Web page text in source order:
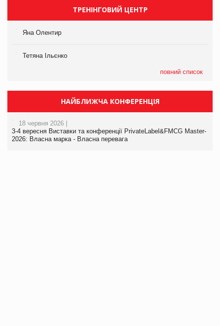
ТРЕНІНГОВИЙ ЦЕНТР
Яна Олентир
Тетяна Ільєнко
повний список
НАЙБЛИЖЧА КОНФЕРЕНЦІЯ
18 червня 2026 |
3-4 вересня Виставки та конференції PrivateLabel&FMCG Master-
2026: Власна марка - Власна перевага